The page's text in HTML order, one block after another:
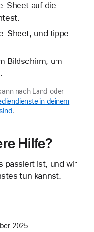
Sheet auf die
Sheet, und tippe
Bildschirm, um
nach Land oder
in deinem
.
Hilfe?
passiert ist, und wir
tun kannst.
2025